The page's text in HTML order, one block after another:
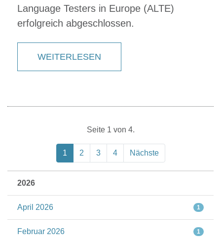
Language Testers in Europe (ALTE)
erfolgreich abgeschlossen.
WEITERLESEN
Seite 1 von 4.
1 2 3 4 Nächste
2026
April 2026 1
Februar 2026 1